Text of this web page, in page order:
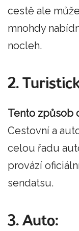
cestě ale
mnohdy
nocleh.
2.
Tento způsob
Cestovní a
celou řadu
provází
sendatsu.
3. Auto: